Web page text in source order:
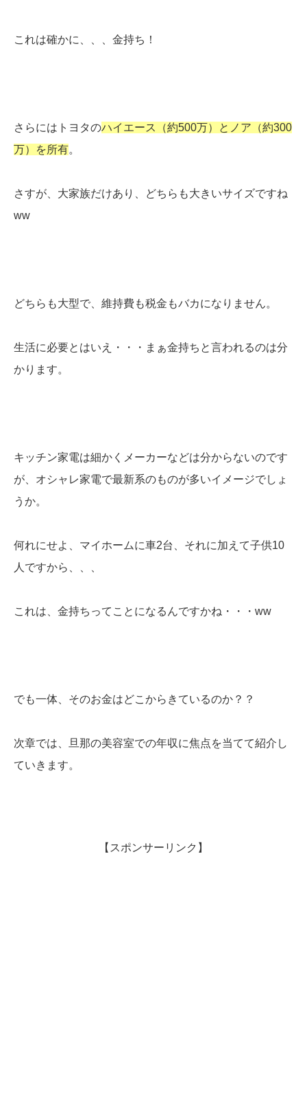
これは確かに、、、金持ち！
さらにはトヨタのハイエース（約500万）とノア（約300
万）を所有。
さすが、大家族だけあり、どちらも大きいサイズですね
ww
どちらも大型で、維持費も税金もバカになりません。
生活に必要とはいえ・・・まぁ金持ちと言われるのは分
かります。
キッチン家電は細かくメーカーなどは分からないのです
が、オシャレ家電で最新系のものが多いイメージでしょ
うか。
何れにせよ、マイホームに車2台、それに加えて子供10
人ですから、、、
これは、金持ちってことになるんですかね・・・ww
でも一体、そのお金はどこからきているのか？？
次章では、旦那の美容室での年収に焦点を当てて紹介し
ていきます。
【スポンサーリンク】